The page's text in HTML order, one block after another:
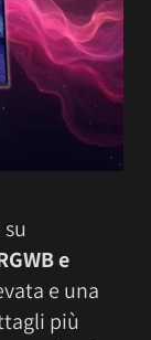
e
e una
più